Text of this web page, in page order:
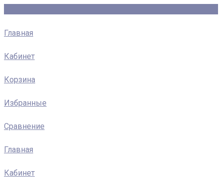
Главная
Кабинет
Корзина
Избранные
Сравнение
Главная
Кабинет